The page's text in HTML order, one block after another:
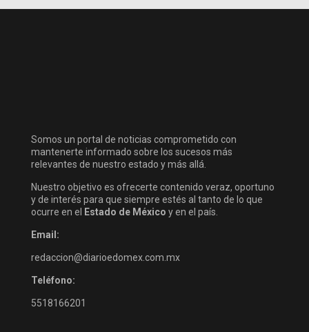
Somos un portal de noticias comprometido con
mantenerte informado sobre los sucesos más
relevantes de nuestro estado y más allá.
Nuestro objetivo es ofrecerte contenido veraz, oportuno
y de interés para que siempre estés al tanto de lo que
ocurre en el Estado de México y en el país.
Email:
redaccion@diarioedomex.com.mx
Teléfono:
5518166201